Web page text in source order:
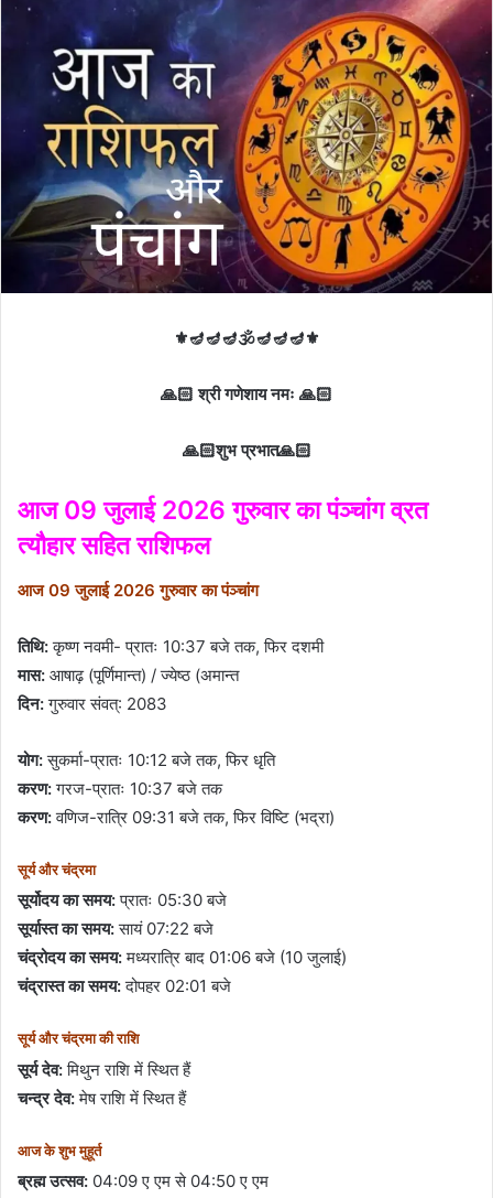
⚜️🪔🪔🪔🕉️🪔🪔🪔⚜️
🙏🏻 श्री गणेशाय नमः 🙏🏻
🙏🏻शुभ प्रभात🙏🏻
आज 09 जुलाई 2026 गुरुवार का पंञ्चांग व्रत
त्यौहार सहित राशिफल
आज 09 जुलाई 2026 गुरुवार का पंञ्चांग
तिथि:कृष्ण नवमी- प्रातः 10:37 बजे तक, फिर दशमी
मास: आषाढ़ (पूर्णिमान्त) / ज्येष्ठ (अमान्त
दिन:गुरुवार संवत्: 2083
योग:सुकर्मा-प्रातः 10:12 बजे तक, फिर धृति
करण:गरज-प्रातः 10:37 बजे तक
करण:वणिज-रात्रि 09:31 बजे तक, फिर विष्टि (भद्रा)
सूर्य और चंद्रमा
सूर्योदय का समय:प्रातः 05:30 बजे
सूर्यास्त का समय:सायं 07:22 बजे
चंद्रोदय का समय:मध्यरात्रि बाद 01:06 बजे (10 जुलाई)
चंद्रास्त का समय:दोपहर 02:01 बजे
सूर्य और चंद्रमा की राशि
सूर्य देव:मिथुन राशि में स्थित हैं
चन्द्र देव:मेष राशि में स्थित हैं
आज के शुभ मुहूर्त
ब्रह्म उत्सव: 04:09 ए एम से 04:50 ए एम